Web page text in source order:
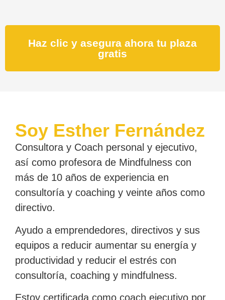
Haz clic y asegura ahora tu plaza
gratis
Soy Esther Fernández
Consultora y Coach personal y ejecutivo,
así como profesora de Mindfulness con
más de 10 años de experiencia en
consultoría y coaching y veinte años como
directivo.
Ayudo a emprendedores, directivos y sus
equipos a reducir aumentar su energía y
productividad y reducir el estrés con
consultoría, coaching y mindfulness.
Estoy certificada como coach ejecutivo por